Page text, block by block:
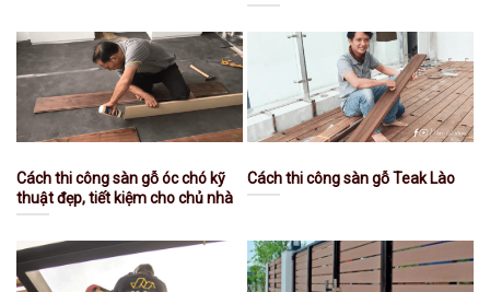
Cách thi công sàn gỗ óc chó kỹ
thuật đẹp, tiết kiệm cho chủ nhà
Cách thi công sàn gỗ Teak Lào